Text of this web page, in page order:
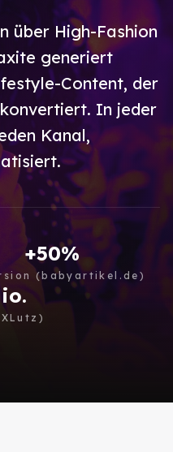
über High-Fashion
generiert
Content, der
In jeder
Kanal,
+50%
(babyartikel.de)